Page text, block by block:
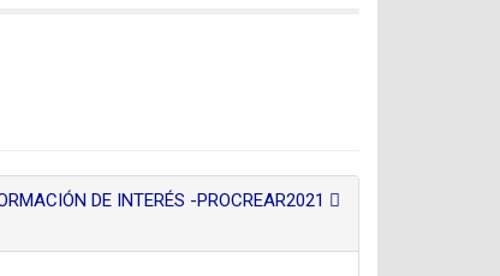
DE INTERÉS -PROCREAR2021